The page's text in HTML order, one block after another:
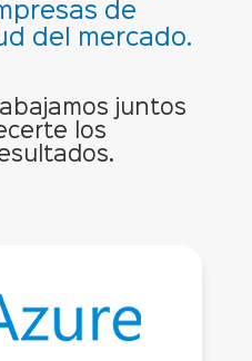
de
del mercado.
juntos
los